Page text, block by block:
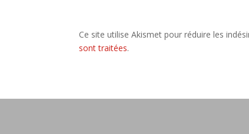
Ce site utilise Akismet pour réduire les
sont traitées.